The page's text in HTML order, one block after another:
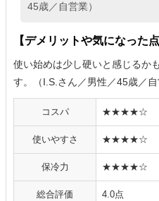
45歳／自営業）
【デメリットや気になった点
使い始めは少し硬いと感じるか
す。（I.S.さん／男性／45歳／自
コスパ ★★★★☆
使いやすさ ★★★★☆
保冷力 ★★★★☆
総合評価 4.0点